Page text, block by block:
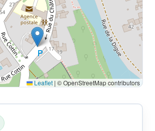
Leaflet | © OpenStreetMap contributors